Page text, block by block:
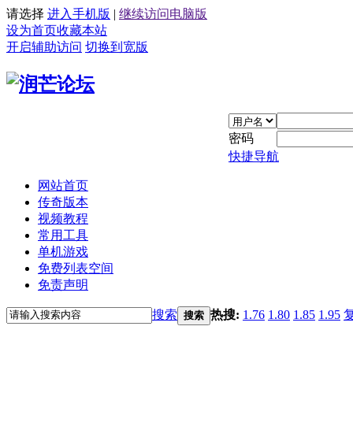
请选择 进入手机版 | 继续访问电脑版
设为首页收藏本站
开启辅助访问 切换到宽版
密码
快捷导航
网站首页
传奇版本
视频教程
常用工具
单机游戏
免费列表空间
免责声明
搜索 搜索 热搜: 1.76 1.80 1.85 1.95